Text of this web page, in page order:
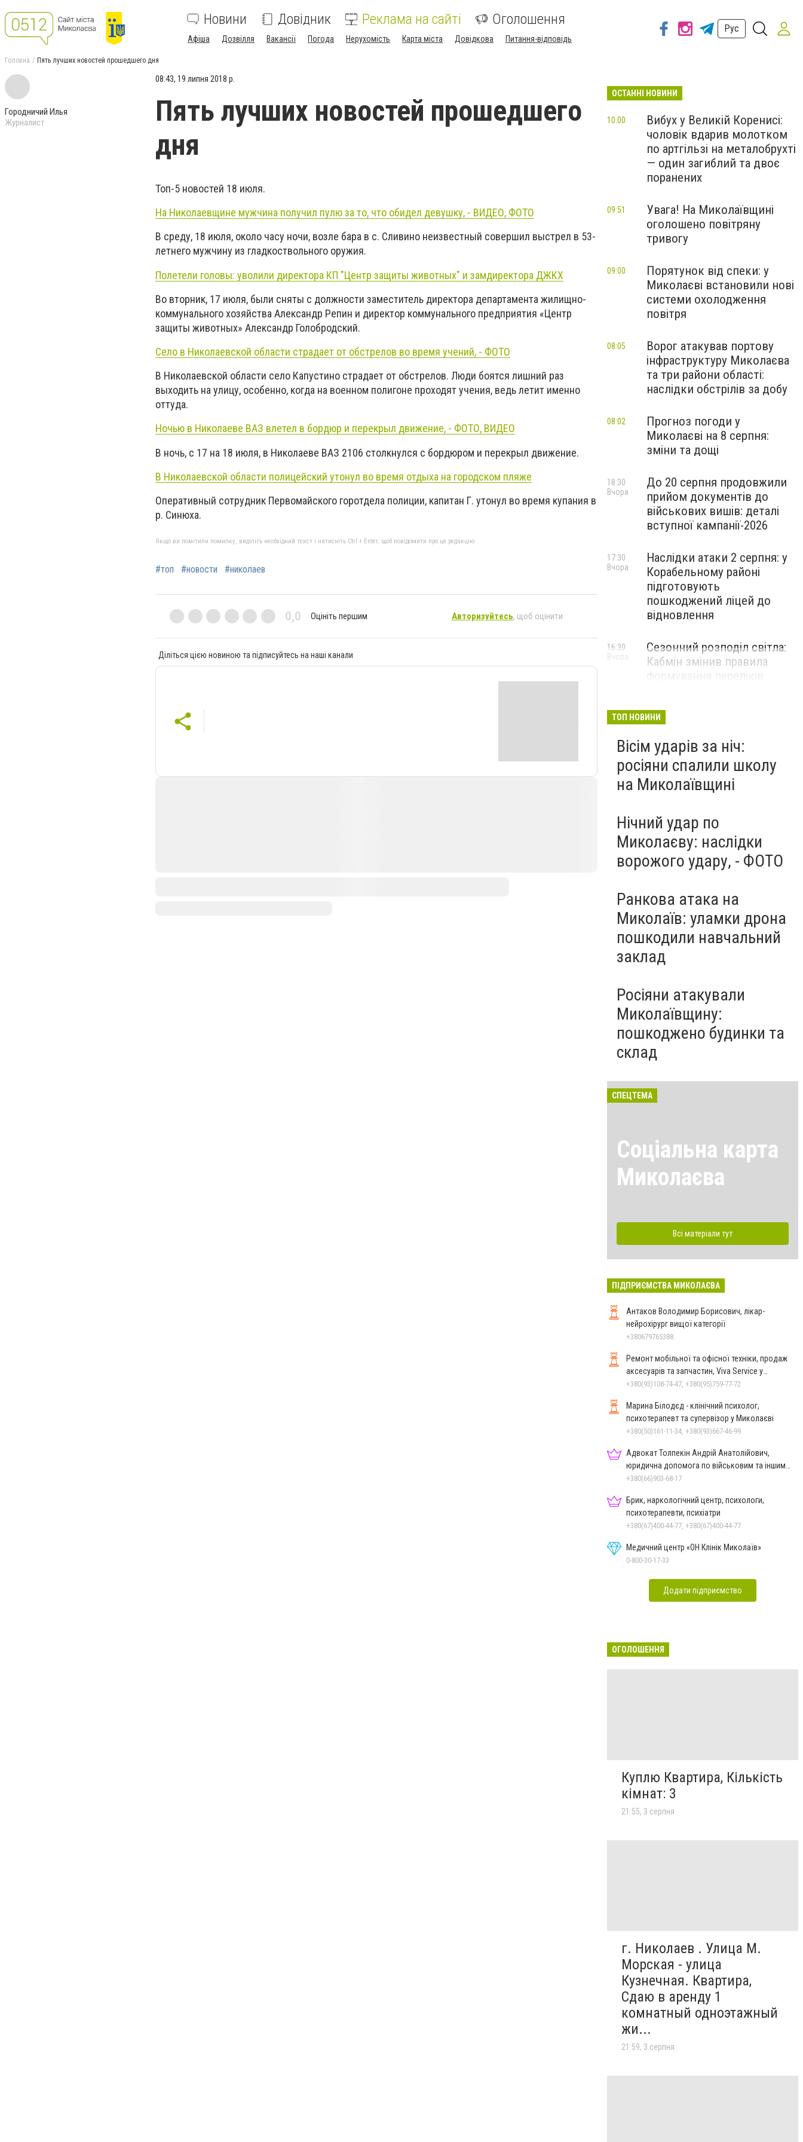
Новини Довідник Реклама на сайті Оголошення
Афіша Дозвілля Вакансії Погода Нерухомість Карта міста Довідкова Питання-відповідь
Рус
Головна Пять лучших новостей прошедшего дня
Городничий Илья
Журналист
08:43, 19 липня 2018 р.
Пять лучших новостей прошедшего
дня
Топ-5 новостей 18 июля.
На Николаевщине мужчина получил пулю за то, что обидел девушку, - ВИДЕО, ФОТО
В среду, 18 июля, около часу ночи, возле бара в с. Сливино неизвестный совершил выстрел в 53-
летнего мужчину из гладкоствольного оружия.
Полетели головы: уволили директора КП "Центр защиты животных" и замдиректора ДЖКХ
Во вторник, 17 июля, были сняты с должности заместитель директора департамента жилищно-
коммунального хозяйства Александр Репин и директор коммунального предприятия «Центр
защиты животных» Александр Голобродский.
Село в Николаевской области страдает от обстрелов во время учений, - ФОТО
В Николаевской области село Капустино страдает от обстрелов. Люди боятся лишний раз
выходить на улицу, особенно, когда на военном полигоне проходят учения, ведь летит именно
оттуда.
Ночью в Николаеве ВАЗ влетел в бордюр и перекрыл движение, - ФОТО, ВИДЕО
В ночь, с 17 на 18 июля, в Николаеве ВАЗ 2106 столкнулся с бордюром и перекрыл движение.
В Николаевской области полицейский утонул во время отдыха на городском пляже
Оперативный сотрудник Первомайского горотдела полиции, капитан Г. утонул во время купания в
р. Синюха.
Якщо ви помітили помилку, виділіть необхідний текст і натисніть Ctrl + Enter, щоб повідомити про це редакцію
#топ #новости #николаев
0,0 Оцініть першим Авторизуйтесь, щоб оцінити
Діліться цією новиною та підписуйтесь на наші канали
ОСТАННІ НОВИНИ
Вибух у Великій Коренисі:
чоловік вдарив молотком
по артгільзі на металобрухті
— один загиблий та двоє
поранених
10:00
Увага! На Миколаївщині
оголошено повітряну
тривогу
09:51
Порятунок від спеки: у
Миколаєві встановили нові
системи охолодження
повітря
09:00
Ворог атакував портову
інфраструктуру Миколаєва
та три райони області:
наслідки обстрілів за добу
08:05
Прогноз погоди у
Миколаєві на 8 серпня:
зміни та дощі
08:02
До 20 серпня продовжили
прийом документів до
військових вишів: деталі
вступної кампанії-2026
18:30
Вчора
Наслідки атаки 2 серпня: у
Корабельному районі
підготовують
пошкоджений ліцей до
відновлення
17:30
Вчора
Сезонний розподіл світла:
Кабмін змінив правила
16:30
Вчора
ТОП НОВИНИ
Вісім ударів за ніч:
росіяни спалили школу
на Миколаївщині
Нічний удар по
Миколаєву: наслідки
ворожого удару, - ФОТО
Ранкова атака на
Миколаїв: уламки дрона
пошкодили навчальний
заклад
Росіяни атакували
Миколаївщину:
пошкоджено будинки та
склад
СПЕЦТЕМА
Соціальна карта
Миколаєва
Всі матеріали тут
ПІДПРИЄМСТВА МИКОЛАЄВА
Антаков Володимир Борисович, лікар-
нейрохірург вищої категорії
+380679765388
Ремонт мобільної та офісної техніки, продаж
аксесуарів та запчастин, Viva Service у
Миколаєві
+380(93)108-74-47, +380(95)759-77-72
Марина Білодєд - клінічний психолог,
психотерапевт та супервізор у Миколаєві
+380(50)161-11-34, +380(93)667-46-99
Адвокат Толпекін Андрій Анатолійович,
юридична допомога по військовим та іншим
справам
+380(66)903-68-17
Брик, наркологічний центр, психологи,
психотерапевти, психіатри
+380(67)400-44-77, +380(67)400-44-77
Медичний центр «ОН Клінік Миколаїв»
0-800-30-17-33
Додати підприємство
ОГОЛОШЕННЯ
Куплю Квартира, Кількість
кімнат: 3
21:55, 3 серпня
г. Николаев . Улица М.
Морская - улица
Кузнечная. Квартира,
Сдаю в аренду 1
комнатный одноэтажный
жи...
21:59, 3 серпня